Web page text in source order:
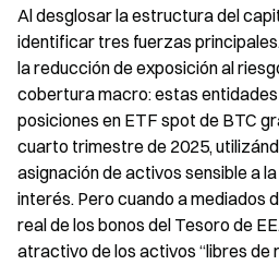
Al desglosar la estructura del
identificar tres fuerzas
la reducción de exposición al
cobertura macro: estas
posiciones en ETF spot de BTC
cuarto trimestre de 2025,
asignación de activos sensible a
interés. Pero cuando a mediados
real de los bonos del Tesoro de
atractivo de los activos “libres de